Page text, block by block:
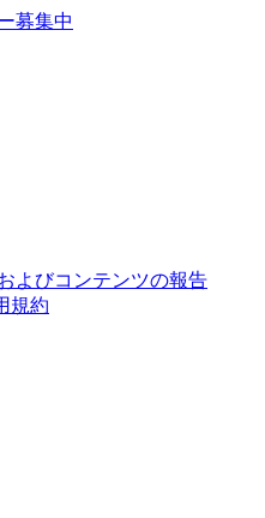
募集中
よびコンテンツの報告
規約